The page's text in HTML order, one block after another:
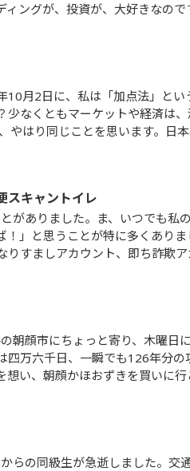
ィングが、投資が、大好きなので
少なくともマーケットや経済は
やはり同じことを思います。日
スキャントイレ
！」と思うことが特に多くあり
りすましアカウント、即ち詐欺ア
四万六千日、一瞬でも126年分
想い、朝顔かほおずきを買いに行